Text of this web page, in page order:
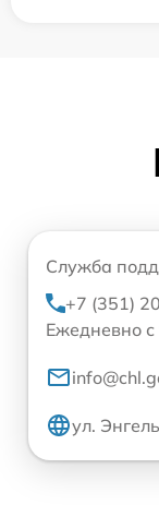
Служба
+7 (351)
Ежедневно
ул.